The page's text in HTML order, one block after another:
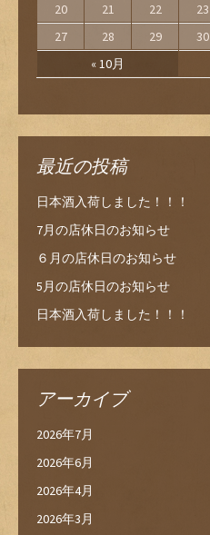
« 10月
20
21 22 23
27
28 29 30
最近の投稿
日本酒入荷しました！！！
7月の店休日のお知らせ
６月の店休日のお知らせ
5月の店休日のお知らせ
日本酒入荷しました！！！
アーカイブ
2026年7月
2026年6月
2026年4月
2026年3月